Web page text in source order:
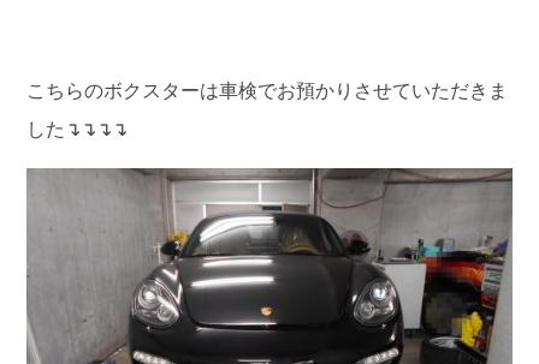
こちらのボクスターは車検でお預かりさせていただきま
した↴↴↴↴